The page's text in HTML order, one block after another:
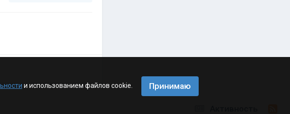
и использованием файлов cookie. Принимаю